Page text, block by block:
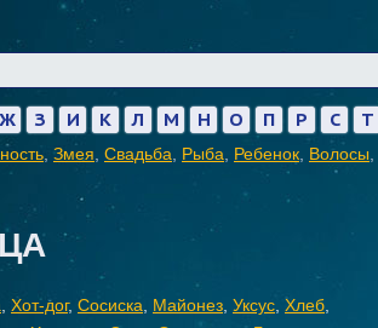
Ж З И К Л М Н О П Р С Т
Змея Свадьба Рыба Ребенок Волосы
Хот-дог, Сосиска Майонез Уксус Хлеб